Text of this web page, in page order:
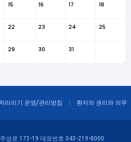
15 16 17 18
22 23 24 25
29 30 31
리리기 운영/관리방침 환자의 권리와 의무
성로 173-19 대표번호 043-219-8000